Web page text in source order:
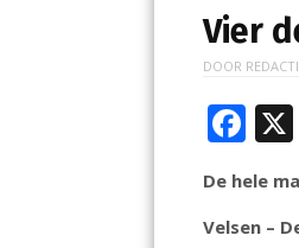
Vier
DOOR
F
ac
e
b
De hele
Velsen –